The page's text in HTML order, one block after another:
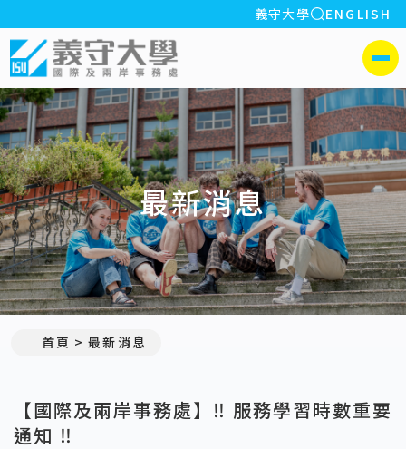
:::
義守大學 全站搜索
ENGLISH
側選單
最新消息
首頁 最新消息
【國際及兩岸事務處】‼️ 服務學習時數重要
通知 ‼️